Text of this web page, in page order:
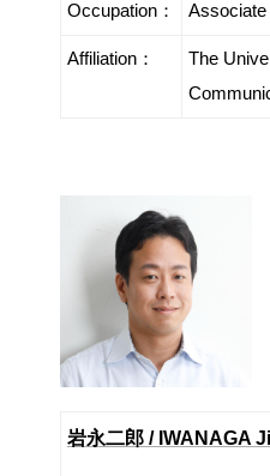
Occupation：
Affiliation：
The
岩永二郎 / IWANAGA